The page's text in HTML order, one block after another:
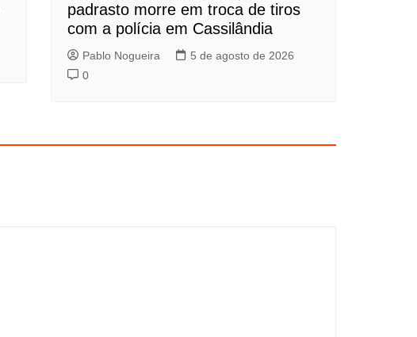
padrasto morre em troca de tiros
com a polícia em Cassilândia
Pablo Nogueira
5 de agosto de 2026
0